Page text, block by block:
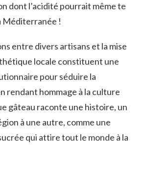
dont l’acidité pourrait même te
Méditerranée !
entre divers artisans et la mise
locale constituent une
pour séduire la
rendant hommage à la culture
gâteau raconte une histoire, un
à une autre, comme une
qui attire tout le monde à la